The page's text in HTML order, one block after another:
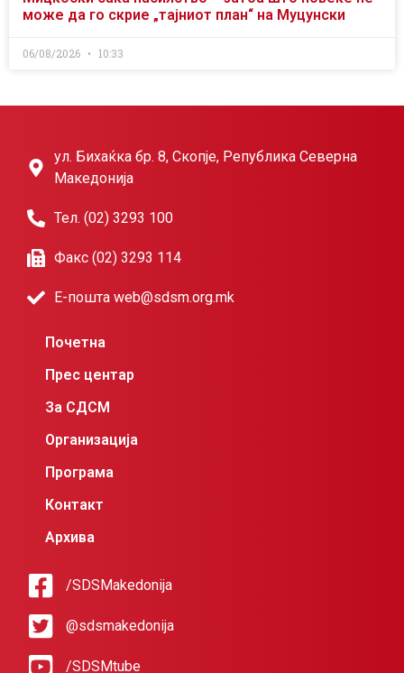
може да го скрие „тајниот план“ на Муцунски
06/08/2026 10:33
ул. Бихаќка бр. 8, Скопје, Република Северна
Македонија
Тел. (02) 3293 100
Факс (02) 3293 114
Е-пошта web@sdsm.org.mk
Почетна
Прес центар
За СДСМ
Организација
Програма
Контакт
Архива
/SDSMakedonija
@sdsmakedonija
/SDSMtube